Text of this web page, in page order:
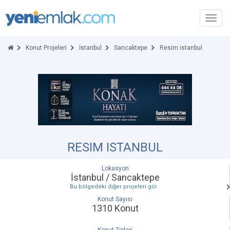
Konut Projeleri İstanbul Sancaktepe Resim istanbul
RESIM ISTANBUL
Lokasyon
İstanbul / Sancaktepe
Bu bölgedeki diğer projeleri gör
Konut Sayısı
1310 Konut